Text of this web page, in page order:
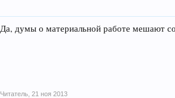
Да, думы о материальной работе мешают
Читатель 21 ноя 2013